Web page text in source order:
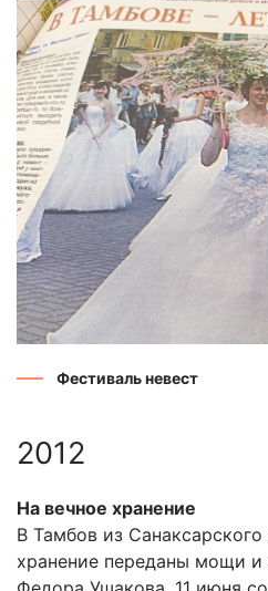
Фестиваль невест
2012
На вечное хранение
В Тамбов из
хранение переданы мощи и